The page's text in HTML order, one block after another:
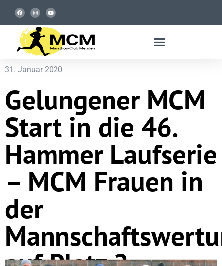
31. Januar 2020
Gelungener MCM
Start in die 46.
Hammer Laufserie
– MCM Frauen in
der